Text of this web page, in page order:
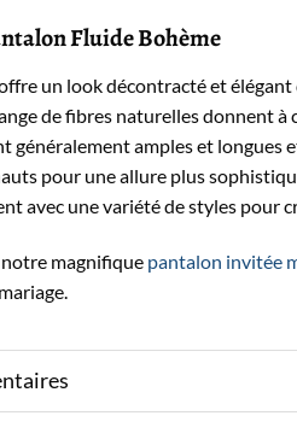
Fluide Bohème
un look décontracté et
de fibres naturelles donnent
généralement amples et
pour une allure plus
avec une variété de styles pour
magnifique pantalon invitée